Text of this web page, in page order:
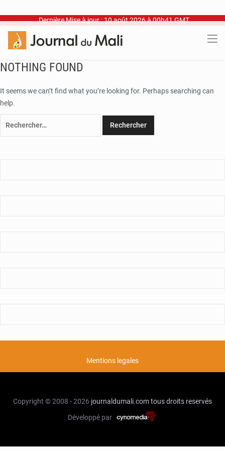
Dernière Mise à jour : 10 août 2026 à 00h41 GMT
NOTHING FOUND
It seems we can’t find what you’re looking for. Perhaps searching can
help.
Mentions legales
Copyright © 2008 - 2026 journaldumali.comtous droits reservés
Développé par